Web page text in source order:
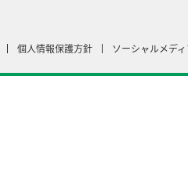
個人情報保護方針 ソーシャルメデ